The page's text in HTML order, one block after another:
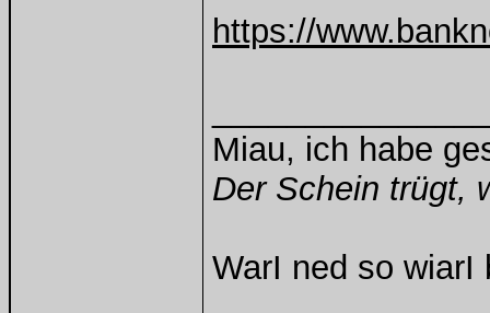
https://
Miau, ich habe
Der Schein trügt,
WarI ned so wiarI